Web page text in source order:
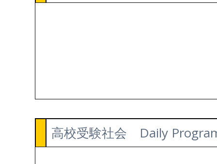
高校受験社会 Daily